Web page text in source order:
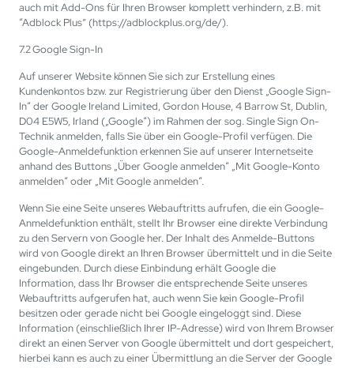
auch mit Add-Ons für Ihren Browser komplett verhindern, z.B. mit
“Adblock Plus” (https://adblockplus.org/de/).
7.2 Google Sign-In
Auf unserer Website können Sie sich zur Erstellung eines
Kundenkontos bzw. zur Registrierung über den Dienst „Google Sign-
In“ der Google Ireland Limited, Gordon House, 4 Barrow St, Dublin,
D04 E5W5, Irland („Google“) im Rahmen der sog. Single Sign On-
Technik anmelden, falls Sie über ein Google-Profil verfügen. Die
Google-Anmeldefunktion erkennen Sie auf unserer Internetseite
anhand des Buttons „Über Google anmelden“ „Mit Google-Konto
anmelden“ oder „Mit Google anmelden“.
Wenn Sie eine Seite unseres Webauftritts aufrufen, die ein Google-
Anmeldefunktion enthält, stellt Ihr Browser eine direkte Verbindung
zu den Servern von Google her. Der Inhalt des Anmelde-Buttons
wird von Google direkt an Ihren Browser übermittelt und in die Seite
eingebunden. Durch diese Einbindung erhält Google die
Information, dass Ihr Browser die entsprechende Seite unseres
Webauftritts aufgerufen hat, auch wenn Sie kein Google-Profil
besitzen oder gerade nicht bei Google eingeloggt sind. Diese
Information (einschließlich Ihrer IP-Adresse) wird von Ihrem Browser
direkt an einen Server von Google übermittelt und dort gespeichert,
hierbei kann es auch zu einer Übermittlung an die Server der Google